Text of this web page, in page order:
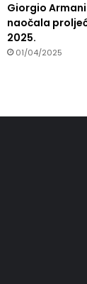
Giorgio
naočala
2025.
01/04/2025